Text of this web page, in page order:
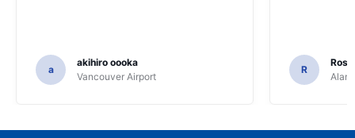
a
akihiro oooka
Vancouver Airport
R